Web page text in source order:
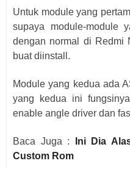
Untuk module yang
supaya module-module
dengan normal di Redmi
buat diinstall.
Module yang kedua ada
yang kedua ini
enable angle driver dan
Baca Juga :
Ini Dia
Custom Rom